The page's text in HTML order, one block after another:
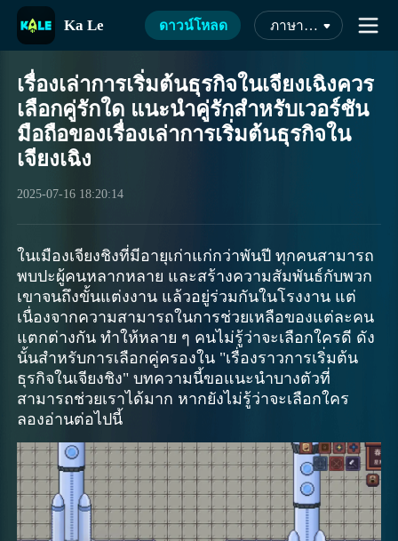
Ka Le ดาวน์โหลด ภาษาไทย
เรื่องเล่าการเริ่มต้นธุรกิจในเจียงเฉิงควร
เลือกคู่รักใด แนะนำคู่รักสำหรับเวอร์ชัน
มือถือของเรื่องเล่าการเริ่มต้นธุรกิจใน
เจียงเฉิง
2025-07-16 18:20:14
ในเมืองเจียงชิงที่มีอายุเก่าแก่กว่าพันปี ทุกคนสามารถ
พบปะผู้คนหลากหลาย และสร้างความสัมพันธ์กับพวก
เขาจนถึงขั้นแต่งงาน แล้วอยู่ร่วมกันในโรงงาน แต่
เนื่องจากความสามารถในการช่วยเหลือของแต่ละคน
แตกต่างกัน ทำให้หลาย ๆ คนไม่รู้ว่าจะเลือกใครดี ดัง
นั้นสำหรับการเลือกคู่ครองใน "เรื่องราวการเริ่มต้น
ธุรกิจในเจียงชิง" บทความนี้ขอแนะนำบางตัวที่
สามารถช่วยเราได้มาก หากยังไม่รู้ว่าจะเลือกใคร
ลองอ่านต่อไปนี้